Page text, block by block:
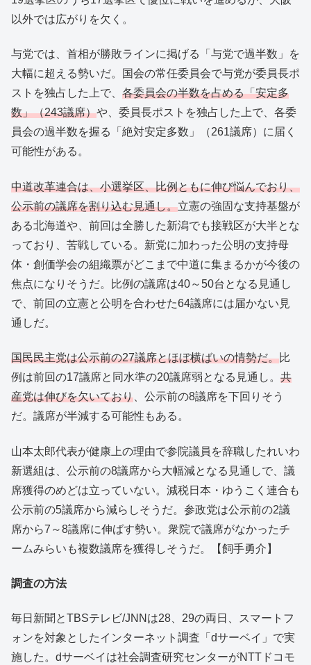
以外では広がりを欠く。
与党では、首相が勝敗ラインに掲げる「与党で過半数」を
大幅に超える勢いだ。国会の常任委員会で与党が委員長ポ
ストを独占した上で、 各委員会の半数を占める「安定多
数」（243議席）や、委員長ポストを独占した上で、各委
員会の過半数を握る「絶対安定多数」（261議席）に届く
可能性がある。
中道改革連合は、小選挙区、比例ともに伸び悩んでおり、
公示前の議席を割り込む見通し。立憲の強固な支持基盤が
ある北海道や、前回は全勝した新潟でも接戦区が大半とな
っており、苦戦している。新党に加わった公明の支持母
体・創価学会の組織票がどこまで中道に集まるかが今後の
焦点になりそうだ。比例の議席は40～50台となる見通し
で、前回の立憲と公明を合わせた64議席には届かない見
通しだ。
国民民主党は公示前の27議席とほぼ横ばいの情勢だ。比
例は前回の17議席と同水準の20議席弱となる見通し。 共
産党は伸びを欠いており 、公示前の8議席を下回りそう
だ。議席が半減する可能性もある。
山本太郎代表が健康上の理由で参院議員を辞職したれいわ
新選組は、公示前の8議席から大幅減となる見通しで、議
席獲得のめどは立っていない。減税日本・ゆうこく連合も
公示前の5議席から減らしそうだ。参政党は公示前の2議
席から7～8議席に伸ばす勢い。衆院で議席がなかったチ
ームみらいも複数議席を獲得しそうだ。【飼手勇介】
調査の方法
毎日新聞とTBSテレビ/JNNは28、29の両日、スマートフ
ォンを対象としたインターネット調査「dサーベイ」で実
施した。dサーベイは社会調査研究センターがNTTドコモ